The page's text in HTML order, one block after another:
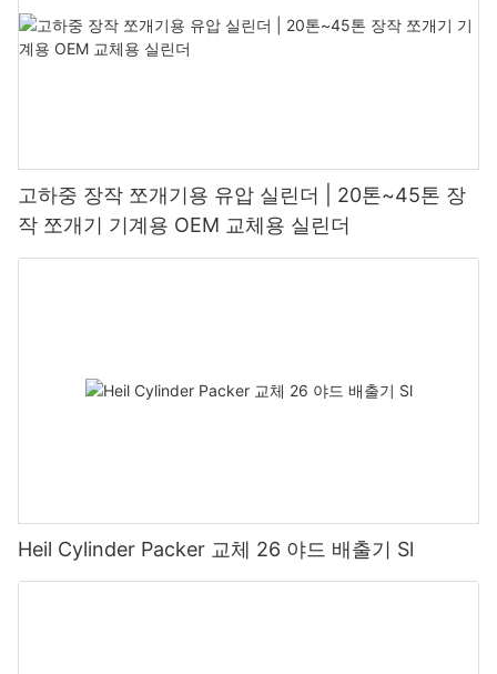
고하중 장작 쪼개기용 유압 실린더 | 20톤~45톤 장
작 쪼개기 기계용 OEM 교체용 실린더
Heil Cylinder Packer 교체 26 야드 배출기 Sl